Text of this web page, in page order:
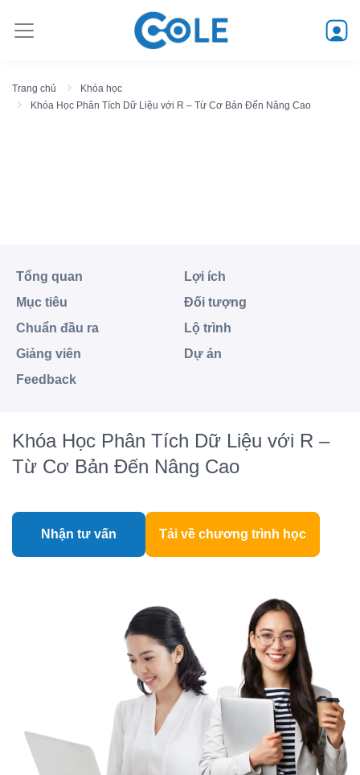
Trang chủ
Khóa học
Khóa Học Phân Tích Dữ Liệu với R – Từ Cơ Bản Đến Nâng Cao
Tổng quan
Lợi ích
Mục tiêu
Đối tượng
Chuẩn đầu ra
Lộ trình
Giảng viên
Dự án
Feedback
Khóa Học Phân Tích Dữ Liệu với R –
Từ Cơ Bản Đến Nâng Cao
Nhận tư vấn Tải về chương trình học